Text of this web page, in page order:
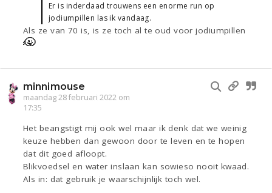
Er is inderdaad trouwens een enorme run op
jodiumpillen las ik vandaag.
Als ze van 70 is, is ze toch al te oud voor jodiumpillen
minnimouse
maandag 28 februari 2022 om
17:35
Het beangstigt mij ook wel maar ik denk dat we weinig
keuze hebben dan gewoon door te leven en te hopen
dat dit goed afloopt.
Blikvoedsel en water inslaan kan sowieso nooit kwaad.
Als in: dat gebruik je waarschijnlijk toch wel.